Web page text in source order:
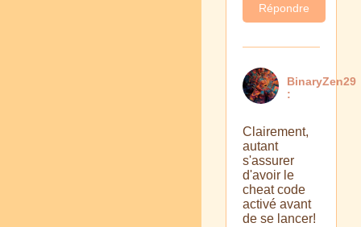
Répondre
BinaryZen29
:
Clairement,
autant
s'assurer
d'avoir le
cheat code
activé avant
de se lancer!